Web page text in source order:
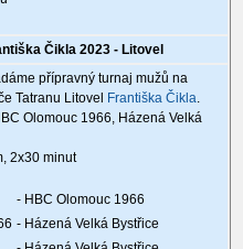
Čikla 2023 - Litovel
přípravný turnaj mužů na
Tatranu Litovel
Františka Čikla.
Olomouc 1966, Házená Velká
2x30 minut
- HBC Olomouc 1966
- Házená Velká Bystřice